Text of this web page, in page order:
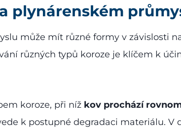
plynárenském
může mít různé formy v závislosti
různých typů koroze je klíčem k
koroze, při níž kov prochází
k postupné degradaci materiálu.